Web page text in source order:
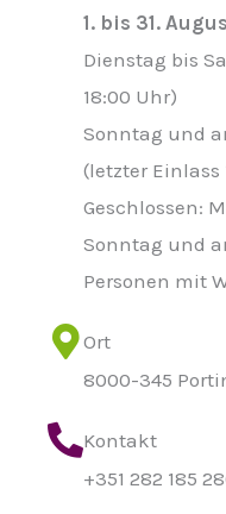
1. bis 31.
Dienstag bis
18:00 Uhr)
Sonntag und
(letzter
Geschlossen:
Sonntag und
Personen mit
Ort
8000-345
Kontakt
+351 282 185